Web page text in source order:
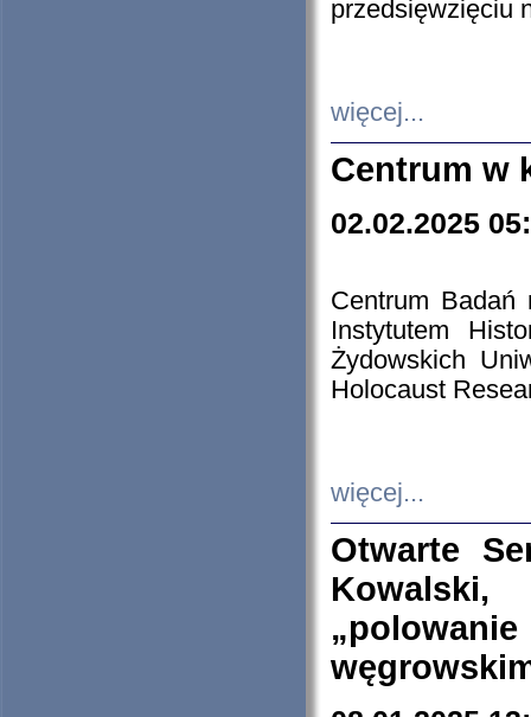
przedsięwzięciu
więcej...
Centrum w
02.02.2025
Centrum Badań
Instytutem
Żydowskich
Holocaust
więcej...
Otwarte